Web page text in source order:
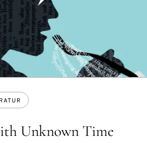
Unknown Time